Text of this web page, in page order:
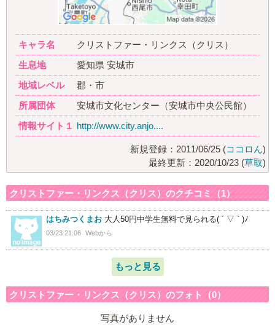
キャラ名
クリストファー・リンクス（クリス）
生息地
愛知県 安城市
地域レベル
郡・市
所属団体
安城市文化センター（安城市中央公民館）
情報サイト１ http://www.city.anjo....
新規登録：2011/06/25 (ココロん)
最終更新：2020/10/23 (草取)
クリストファー・リンクス（クリス）のクチコミ（1）
はちみつくまお 大人50円中学生無料で見られる( ´ ▽ ` )ﾉ
03/23 21:06 Webから
もっと見る
クリストファー・リンクス（クリス）のフォト（0）
写真がありません